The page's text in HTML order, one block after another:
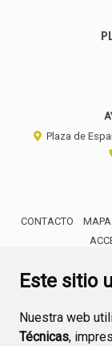
Este sitio
Nuestra web
Técnicas,
Plaza de
CONTACTO MAPA